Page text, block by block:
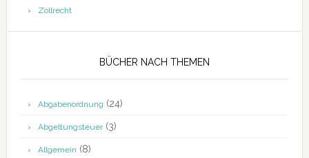
Zollrecht
BÜCHER NACH THEMEN
Abgabenordnung (24)
Abgeltungsteuer(3)
Allgemein (8)